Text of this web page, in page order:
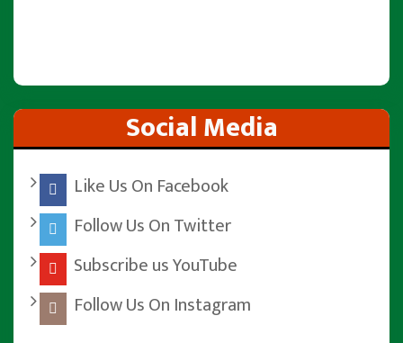
Social Media
Like Us On Facebook
Follow Us On Twitter
Subscribe us YouTube
Follow Us On Instagram